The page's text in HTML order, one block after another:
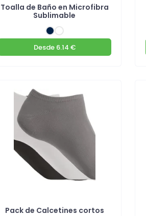
Toalla de Baño en Microfibra
Sublimable
Desde6.14 €
Pack de Calcetines cortos